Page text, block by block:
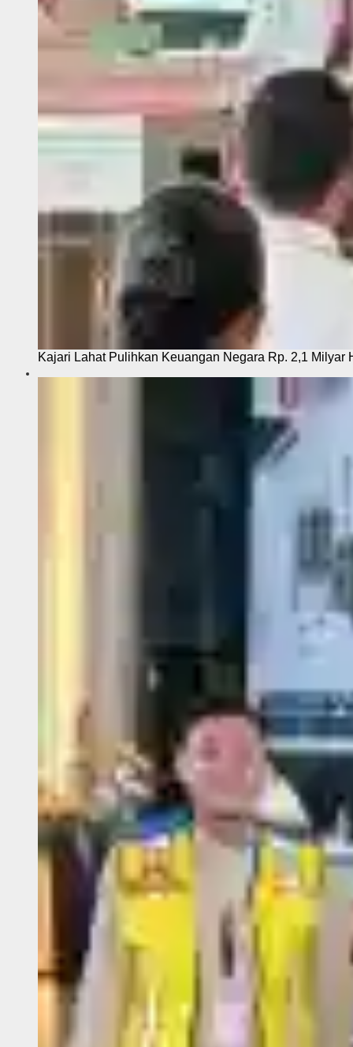
Kajari Lahat Pulihkan Keuangan Negara Rp. 2,1 Milyar